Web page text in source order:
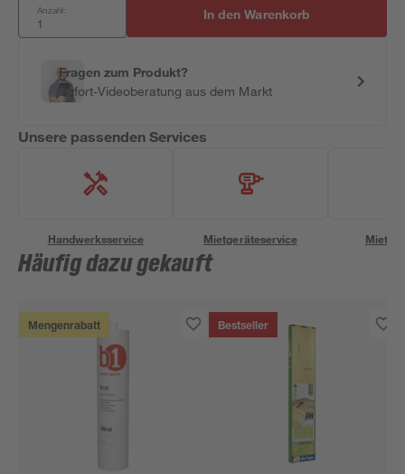
Anzahl: In den Warenkorb
Fragen zum Produkt?
Sofort-Videoberatung aus dem Markt
Unsere passenden Services
Handwerksservice Mietgeräteservice
Häufig dazu gekauft
Mengenrabatt Bestseller